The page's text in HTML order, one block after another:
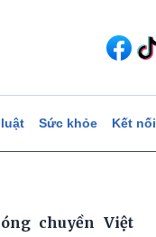
Sức khỏe Kết nối
chuyền Việt